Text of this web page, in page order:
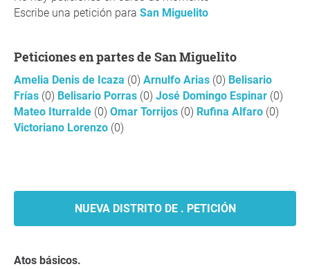
Escribe una petición para San Miguelito
Peticiones en partes de San Miguelito
Amelia Denis de Icaza (0) Arnulfo Arias (0) Belisario
Frías (0) Belisario Porras (0) José Domingo Espinar (0)
Mateo Iturralde (0) Omar Torrijos (0) Rufina Alfaro (0)
Victoriano Lorenzo (0)
NUEVA DISTRITO DE . PETICIÓN
Atos básicos.